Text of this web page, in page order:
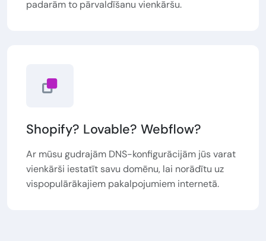
padarām to pārvaldīšanu vienkāršu.
Shopify? Lovable? Webflow?
Ar mūsu gudrajām DNS-konfigurācijām jūs varat
vienkārši iestatīt savu domēnu, lai norādītu uz
vispopulārākajiem pakalpojumiem internetā.